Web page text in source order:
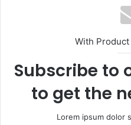
With Product
Subscribe to
to get the
Lorem ipsum dolor